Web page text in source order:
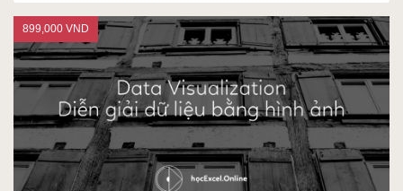
899,000 VND